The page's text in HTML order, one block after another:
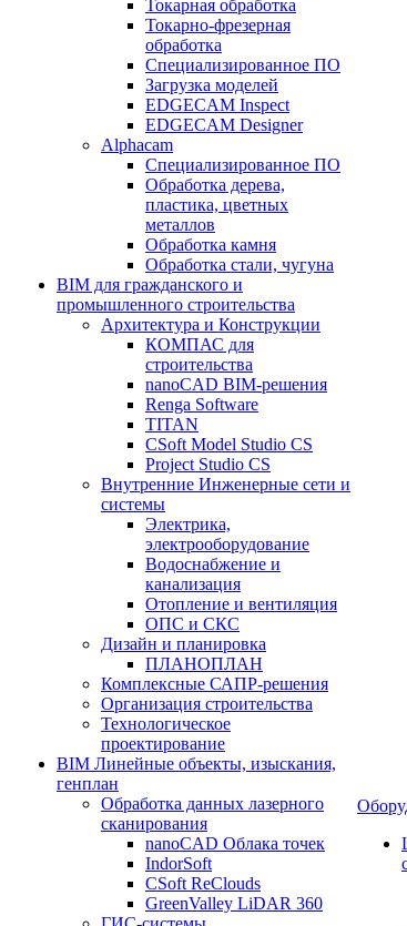
Токарная обработка
Токарно-фрезерная
обработка
Специализированное ПО
Загрузка моделей
EDGECAM Inspect
EDGECAM Designer
Alphacam
Специализированное ПО
Обработка дерева,
пластика, цветных
металлов
Обработка камня
Обработка стали, чугуна
BIM для гражданского и
промышленного строительства
Архитектура и Конструкции
КОМПАС для
строительства
nanoCAD BIM-решения
Renga Software
TITAN
CSoft Model Studio CS
Project Studio CS
Внутренние Инженерные сети и
системы
Электрика,
электрооборудование
Водоснабжение и
канализация
Отопление и вентиляция
ОПС и СКС
Дизайн и планировка
ПЛАНОПЛАН
Комплексные САПР-решения
Организация строительства
Технологическое
проектирование
BIM Линейные объекты, изыскания,
генплан
Обработка данных лазерного
сканирования
nanoCAD Облака точек
IndorSoft
CSoft ReClouds
GreenValley LiDAR 360